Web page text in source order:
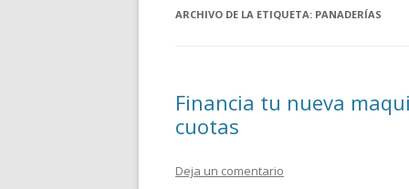
ARCHIVO DE LA ETIQUETA: PANADERÍAS
Financia tu nueva
cuotas
Deja un comentario